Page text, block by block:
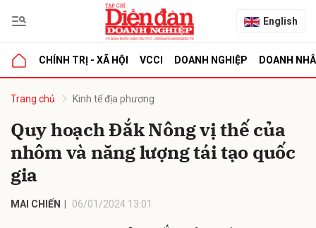
English
CHÍNH TRỊ - XÃ HỘI VCCI DOANH NGHIỆP DOANH
Trang chủ Kinh tế địa phương
Quy hoạch Đắk Nông vị thế của
nhôm và năng lượng tái tạo quốc
gia
MAI CHIẾN 06/01/2024 13:01
luận